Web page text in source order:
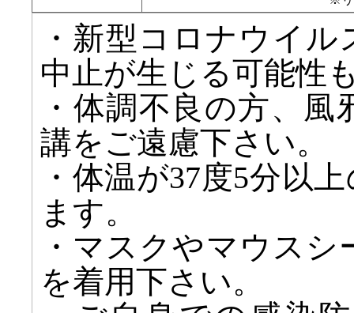
・新型コロナウイ
中止が生じる可能性
・体調不良の方、
講をご遠慮下さい。
・体温が37度5分以
ます。
・マスクやマウス
を着用下さい。